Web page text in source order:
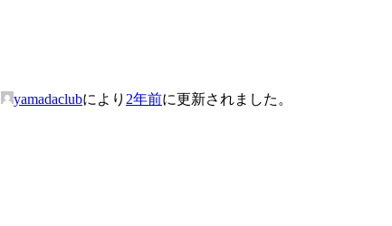
yamadaclubにより 2年前に更新されました。